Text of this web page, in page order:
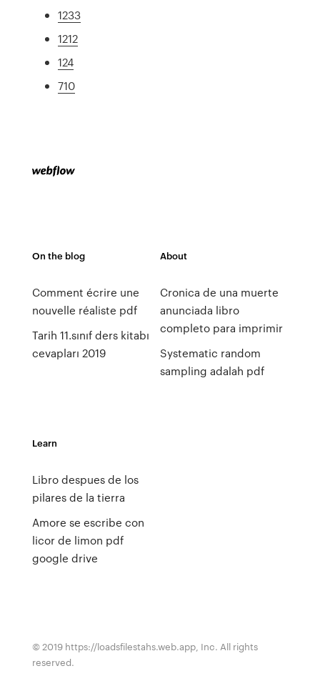
1233
1212
124
710
On the blog
Comment écrire une
nouvelle réaliste pdf
Tarih 11.sınıf ders kitabı
cevapları 2019
About
Cronica de una muerte
anunciada libro
completo para imprimir
Systematic random
sampling adalah pdf
Learn
Libro despues de los
pilares de la tierra
Amore se escribe con
licor de limon pdf
google drive
© 2019 https://loadsfilestahs.web.app, Inc. All rights
reserved.